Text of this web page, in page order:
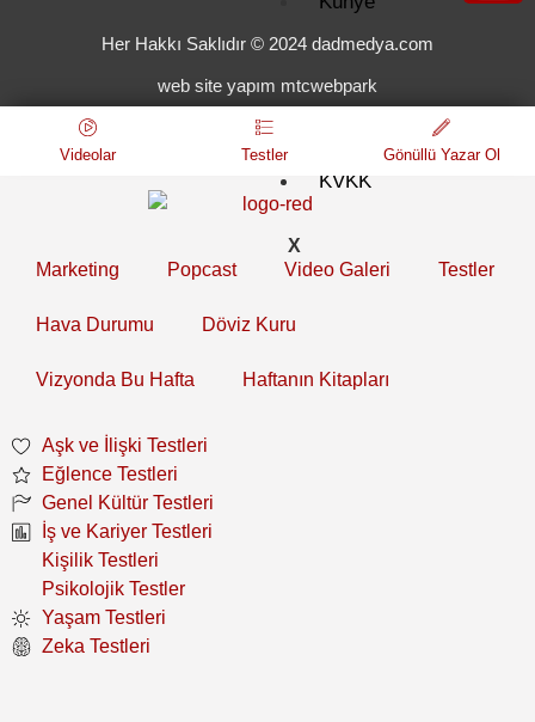
Kullanım
Gizlilik
KVKK
X
Her Hakkı Saklıdır © 2024 dadmedya.com
web site yapım mtcwebpark
Videolar Testler Gönüllü Yazar Ol
Marketing Popcast Video Galeri Testler
Hava Durumu Döviz Kuru
Vizyonda Bu Hafta Haftanın Kitapları
Aşk ve İlişki Testleri
Eğlence Testleri
Genel Kültür Testleri
İş ve Kariyer Testleri
Kişilik Testleri
Psikolojik Testler
Yaşam Testleri
Zeka Testleri